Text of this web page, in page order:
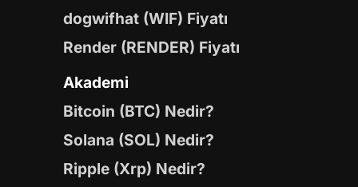
dogwifhat (WIF) Fiyatı
Render (RENDER) Fiyatı
Akademi
Bitcoin (BTC) Nedir?
Solana (SOL) Nedir?
Ripple (Xrp) Nedir?